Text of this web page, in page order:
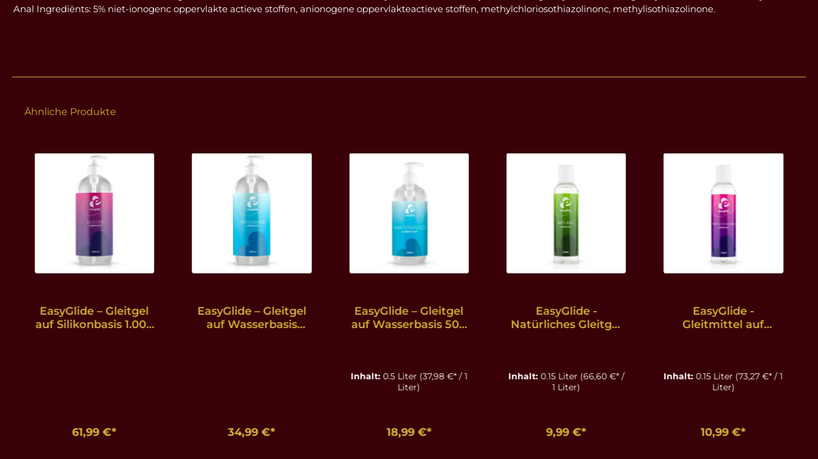
Anal Ingrediënts: 5% niet-ionogenc oppervlakte actieve stoffen, anionogene oppervlakteactieve stoffen, methylchloriosothiazolinonc, methylisothiazolinone.
Ähnliche Produkte
EasyGlide – Gleitgel
auf Silikonbasis 1.000
61,99 €*
EasyGlide – Gleitgel
auf Wasserbasis
34,99 €*
EasyGlide – Gleitgel
auf Wasserbasis 500
Inhalt: 0.5 Liter (37,98 €* / 1
Liter)
18,99 €*
EasyGlide -
Natürliches Gleitgel
Inhalt: 0.15 Liter (66,60 €* /
1 Liter)
9,99 €*
EasyGlide -
Gleitmittel auf
Inhalt:0.15 Liter (73,27 €* / 1
Liter)
10,99 €*